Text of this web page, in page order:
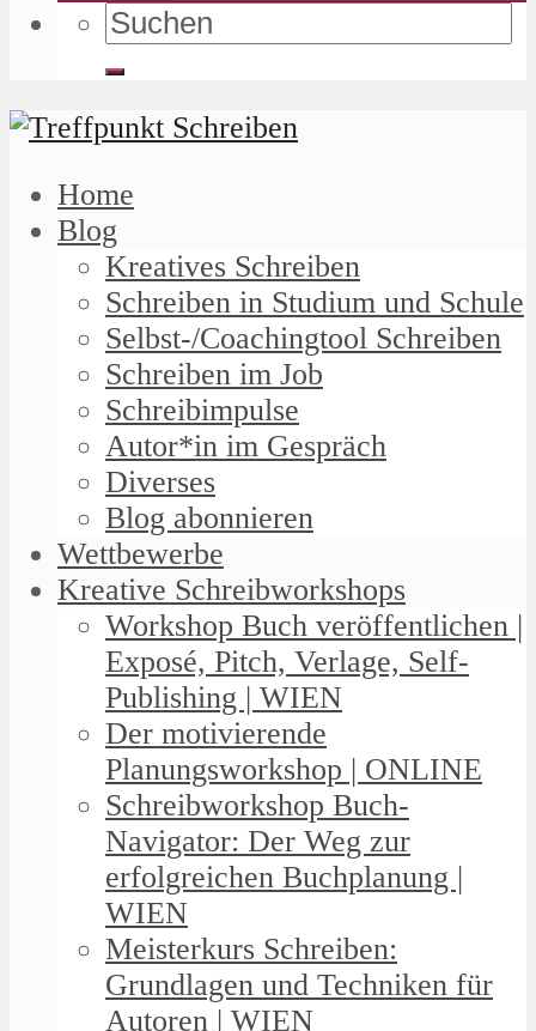
Home
Blog
Kreatives Schreiben
Schreiben in Studium und Schule
Selbst-/Coachingtool Schreiben
Schreiben im Job
Schreibimpulse
Autor*in im Gespräch
Diverses
Blog abonnieren
Wettbewerbe
Kreative Schreibworkshops
Workshop Buch veröffentlichen |
Exposé, Pitch, Verlage, Self-
Publishing | WIEN
Der motivierende
Planungsworkshop | ONLINE
Schreibworkshop Buch-
Navigator: Der Weg zur
erfolgreichen Buchplanung |
WIEN
Meisterkurs Schreiben:
Grundlagen und Techniken für
Autoren | WIEN